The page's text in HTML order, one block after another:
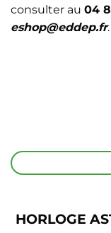
consulter au 04
eshop@eddep.fr.
HORLOGE